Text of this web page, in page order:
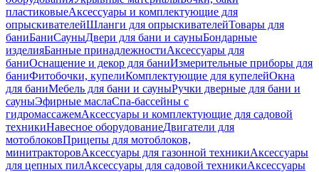
пластиковыеАксессуары и комплектующие для
опрыскивателейШланги для опрыскивателейТовары для
баниБаниСауныДвери для бани и сауныБондарные
изделияБанные принадлежностиАксессуары для
баниОснащение и декор для баниИзмерительные приборы для
баниФитобочки, купелиКомплектующие для купелейОкна
для баниМебель для бани и сауныРучки дверные для бани и
сауныЭфирные маслаСпа-бассейны с
гидромассажемАксессуары и комплектующие для садовой
техникиНавесное оборудованиеДвигатели для
мотоблоковПрицепы для мотоблоков,
минитракторовАксессуары для газонной техникиАксессуары
для цепных пилАксессуары для садовой техникиАксессуары